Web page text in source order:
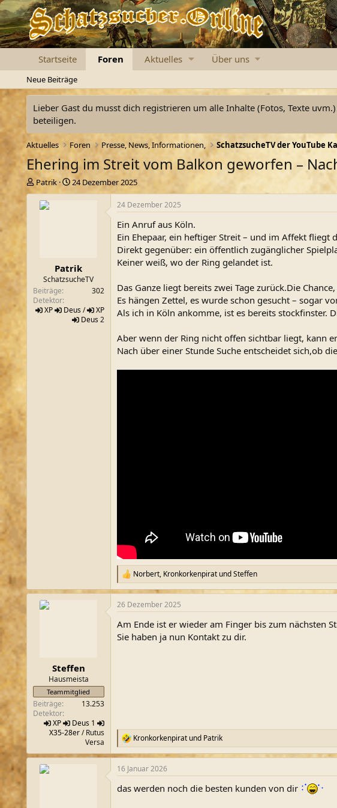
Startseite Foren Aktuelles Über uns
Neue Beiträge
Lieber Gast du musst dich registrieren um alle Inhalte (Fotos, Texte
beteiligen.
Aktuelles Foren Presse, News, Informationen, SchatzsucheTV der YouTube
Ehering im Streit vom Balkon geworfen –
E
r
Patrik
E
r
a
m
24 Dezember 2025
Patrik
SchatzsucheTV
Beiträge
302
Detektor
XP
Deus/
XP
Deus2
24 Dezember 2025
Ein Anruf aus Köln.
Ein Ehepaar, ein heftiger Streit – und im Affekt fliegt
Direkt gegenüber: ein öffentlich zugänglicher
Keiner weiß, wo der Ring gelandet ist.
Das Ganze liegt bereits zwei Tage zurück.Die
Es hängen Zettel, es wurde schon gesucht – sogar
Als ich in Köln ankomme, ist es bereits stockfinster.
Aber wenn der Ring nicht offen sichtbar liegt, kann
Nach über einer Stunde Suche entscheidet sich,ob
R
e
a
k
i
o
Norbert, KronkorkenpiratundSteffen
Steffen
Hausmeista
Teammitglied
Beiträge
13.253
Detektor
XP
Deus 1
X35-28er/ Rutus
Versa
26 Dezember 2025
Am Ende ist er wieder am Finger bis zum nächsten
Sie haben ja nun Kontakt zu dir.
R
e
a
k
i
Kronkorkenpiratund Patrik
16 Januar 2026
das werden noch die besten kunden von dir